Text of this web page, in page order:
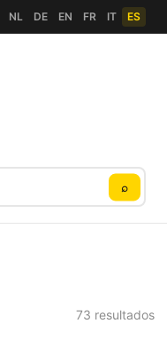
NL DE EN FR IT ES
⌕
73 resultados